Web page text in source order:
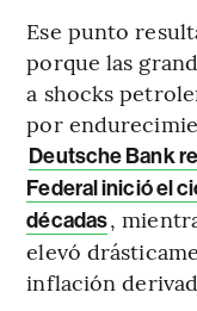
Ese punto
porque las
a shocks
por
Deutsche Bank
Federal inició el
décadas,
elevó
inflación